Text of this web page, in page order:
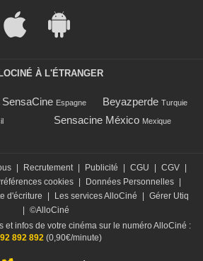
À L'ÉTRANGER
SensaCine Espagne Beyazperde Turquie
Sensacine México Mexique
Recrutement Publicité CGU CGV
cookies Données Personnelles
d'écriture Les services AlloCiné
Gérer Utiq
©AlloCiné
et infos de votre cinéma sur le numéro AlloCiné :
892 892(0,90€/minute)